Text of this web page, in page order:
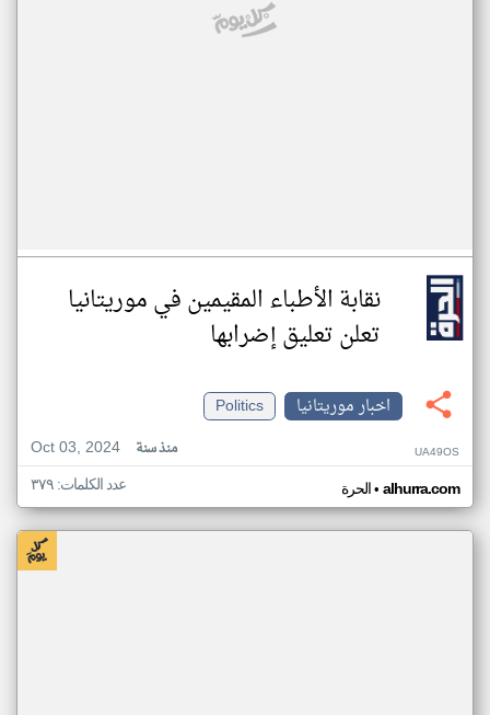
نقابة الأطباء المقيمين في موريتانيا
تعلن تعليق إضرابها
اخبار موريتانيا
Politics
Oct 03, 2024
منذ سنة UA49OS
الحرة• alhurra.com عدد الكلمات: ٣٧٩